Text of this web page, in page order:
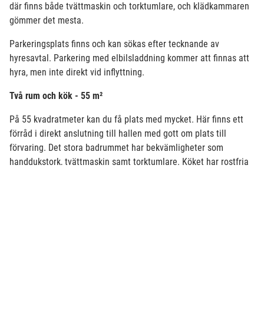
där finns både tvättmaskin och torktumlare, och klädkammaren
gömmer det mesta.
Parkeringsplats finns och kan sökas efter tecknande av
hyresavtal. Parkering med elbilsladdning kommer att finnas att
hyra, men inte direkt vid inflyttning.
Två rum och kök - 55 m²
På 55 kvadratmeter kan du få plats med mycket. Här finns ett
förråd i direkt anslutning till hallen med gott om plats till
förvaring. Det stora badrummet har bekvämligheter som
handdukstork, tvättmaskin samt torktumlare. Köket har rostfria